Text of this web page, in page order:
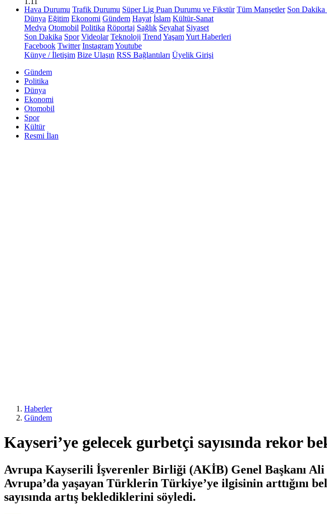
Hava Durumu Trafik Durumu Süper Lig Puan Durumu ve Fikstür Tüm Manşetler Son Dakika
Dünya Eğitim Ekonomi Gündem Hayat İslam Kültür-Sanat
Medya Otomobil Politika Röportaj Sağlık Seyahat Siyaset
Son Dakika Spor Videolar Teknoloji Trend YaşamYurt Haberleri
Facebook Twitter InstagramYoutube
Künye / İletişim Bize Ulaşın RSS Bağlantıları Üyelik Girişi
Gündem
Politika
Dünya
Ekonomi
Otomobil
Spor
Kültür
Resmi İlan
Haberler
Gündem
Kayseri’ye gelecek gurbetçi sayısında rekor
Avrupa Kayserili İşverenler Birliği (AKİB) Genel Başkanı Ali
Avrupa’da yaşayan Türklerin Türkiye’ye ilgisinin arttığını
sayısında artış beklediklerini söyledi.